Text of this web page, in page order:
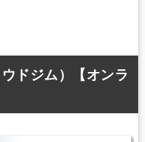
ドジム）【オンラ